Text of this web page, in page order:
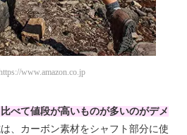
www.amazon.co.jp
べて値段が高いものが多いのがデメ
、カーボン素材をシャフト部分に使